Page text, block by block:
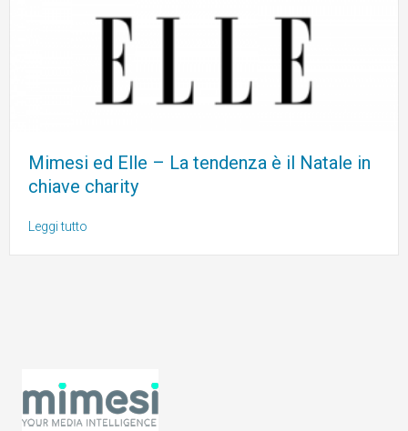
Mimesi ed Elle – La tendenza è il Natale in
chiave charity
Leggi tutto